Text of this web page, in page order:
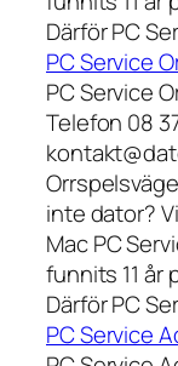
Därför PC
PC Service
PC Service
Telefon 08
inte dator?
Mac PC
funnits 11 år
Därför PC
PC Service